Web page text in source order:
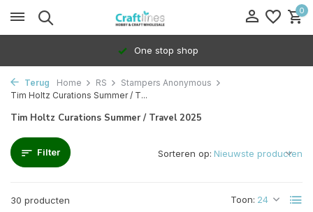
0
100% Dedicated to independents
Terug Home RS
Stampers Anonymous
Tim Holtz Curations Summer / T...
Tim Holtz Curations Summer / Travel 2025
Filter
30 producten Toon:
Sorteren op: